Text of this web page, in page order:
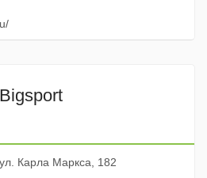
Карла Маркса, 182